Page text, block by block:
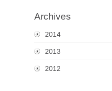
Archives
2014
2013
2012